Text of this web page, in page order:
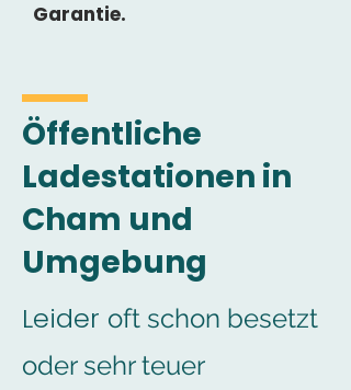
Garantie.
Öffentliche
Ladestationen in
Cham und
Umgebung
Leider oft schon besetzt
oder sehr teuer